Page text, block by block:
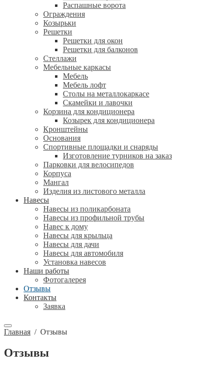
Распашные ворота
Ограждения
Козырьки
Решетки
Решетки для окон
Решетки для балконов
Стеллажи
Мебельные каркасы
Мебель
Мебель лофт
Столы на металлокаркасе
Скамейки и лавочки
Корзина для кондиционера
Козырек для кондиционера
Кронштейны
Основания
Спортивные площадки и снаряды
Изготовление турников на заказ
Парковки для велосипедов
Корпуса
Мангал
Изделия из листового металла
Навесы
Навесы из поликарбоната
Навесы из профильной трубы
Навес к дому
Навесы для крыльца
Навесы для дачи
Навесы для автомобиля
Установка навесов
Наши работы
Фотогалерея
Отзывы
Контакты
Заявка
Главная / Отзывы
Отзывы